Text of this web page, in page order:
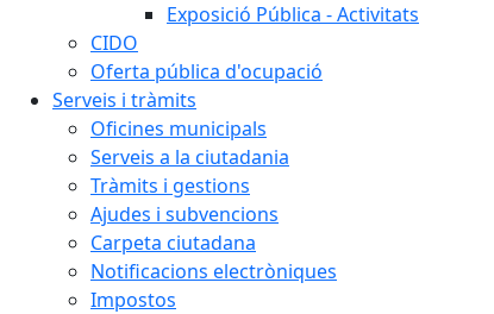
Exposició Pública - Activitats
CIDO
Oferta pública d'ocupació
Serveis i tràmits
Oficines municipals
Serveis a la ciutadania
Tràmits i gestions
Ajudes i subvencions
Carpeta ciutadana
Notificacions electròniques
Impostos